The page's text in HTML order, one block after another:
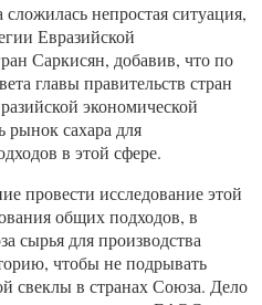
непростая ситуация,
Евразийской
Саркисян, добавив, что по
главы правительств стран
экономической
рынок сахара для
в этой сфере.
провести исследование этой
общих подходов, в
сырья для производства
чтобы не подрывать
свеклы в странах Союза. Дело